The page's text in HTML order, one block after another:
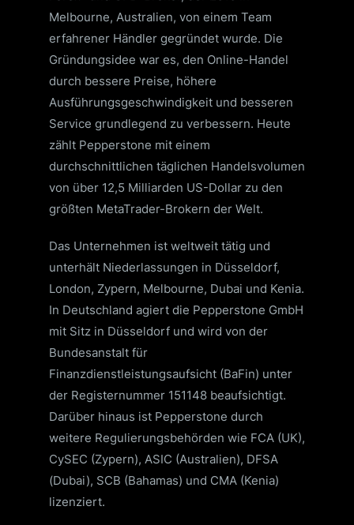
Melbourne, Australien, von einem Team
erfahrener Händler gegründet wurde. Die
Gründungsidee war es, den Online-Handel
durch bessere Preise, höhere
Ausführungsgeschwindigkeit und besseren
Service grundlegend zu verbessern. Heute
zählt Pepperstone mit einem
durchschnittlichen täglichen Handelsvolumen
von über 12,5 Milliarden US-Dollar zu den
größten MetaTrader-Brokern der Welt.
Das Unternehmen ist weltweit tätig und
unterhält Niederlassungen in Düsseldorf,
London, Zypern, Melbourne, Dubai und Kenia.
In Deutschland agiert die Pepperstone GmbH
mit Sitz in Düsseldorf und wird von der
Bundesanstalt für
Finanzdienstleistungsaufsicht (BaFin) unter
der Registernummer 151148 beaufsichtigt.
Darüber hinaus ist Pepperstone durch
weitere Regulierungsbehörden wie FCA (UK),
CySEC (Zypern), ASIC (Australien), DFSA
(Dubai), SCB (Bahamas) und CMA (Kenia)
lizenziert.